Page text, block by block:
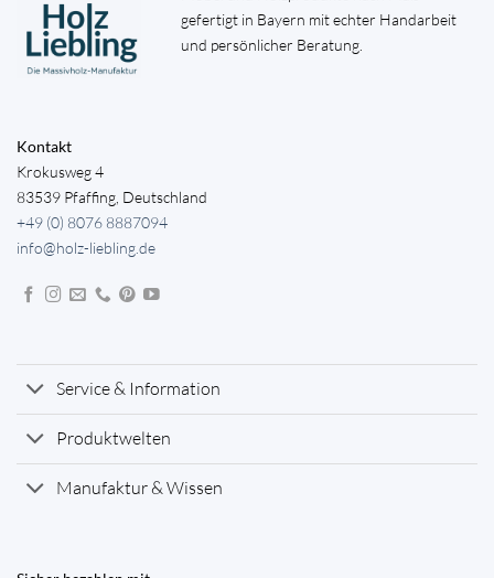
gefertigt in Bayern mit echter Handarbeit
und persönlicher Beratung.
Kontakt
Krokusweg 4
83539 Pfaffing, Deutschland
+49 (0) 8076 8887094
info@holz-liebling.de
Service & Information
Produktwelten
Manufaktur & Wissen